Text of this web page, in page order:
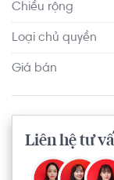
Chiều rộng
Loại chủ quyền
Giá bán
Liên hệ tư